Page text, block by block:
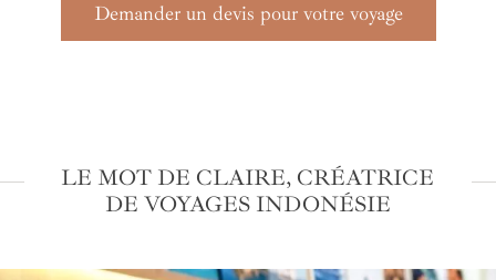
Demander un devis pour votre voyage
LE MOT DE CLAIRE, CRÉATRICE
DE VOYAGES INDONÉSIE